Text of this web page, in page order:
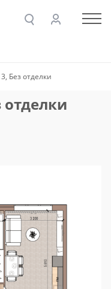
Без отделки